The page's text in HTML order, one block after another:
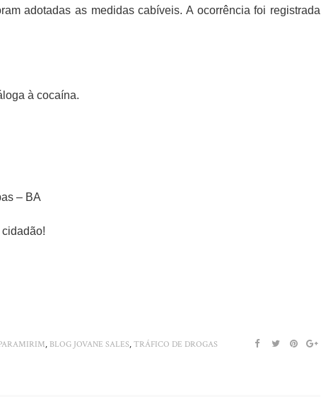
adotadas as medidas cabíveis. A ocorrência foi registrada
à cocaína.
– BA
, BLOG JOVANE SALES, TRÁFICO DE DROGAS